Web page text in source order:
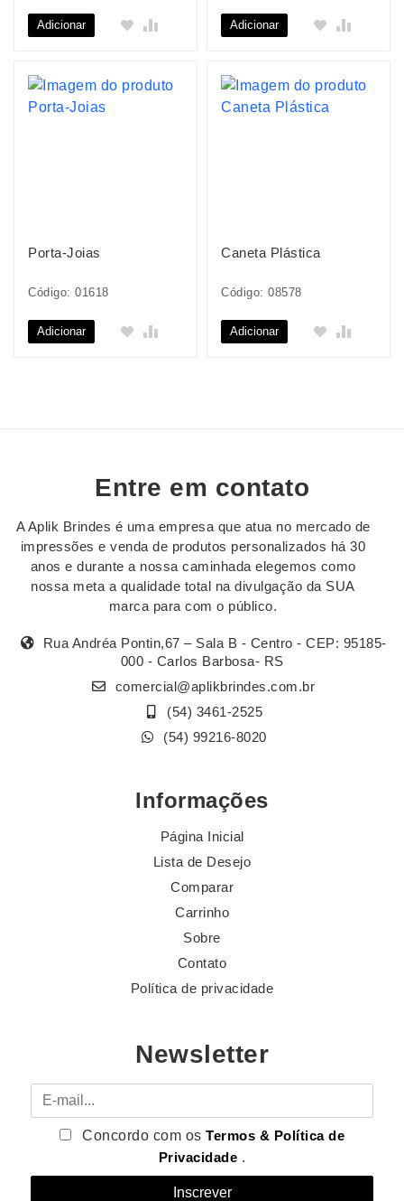
Adicionar Adicionar
Porta-Joias
Código: 01618
Adicionar
Caneta Plástica
Código: 08578
Adicionar
Entre em contato
A Aplik Brindes é uma empresa que atua no mercado de
impressões e venda de produtos personalizados há 30
anos e durante a nossa caminhada elegemos como
nossa meta a qualidade total na divulgação da SUA
marca para com o público.
Rua Andréa Pontin,67 – Sala B - Centro - CEP: 95185-
000 - Carlos Barbosa- RS
comercial@aplikbrindes.com.br
(54) 3461-2525
(54) 99216-8020
Informações
Página Inicial
Lista de Desejo
Comparar
Carrinho
Sobre
Contato
Política de privacidade
Newsletter
E-mail
Concordo com osTermos & Política de
Privacidade .